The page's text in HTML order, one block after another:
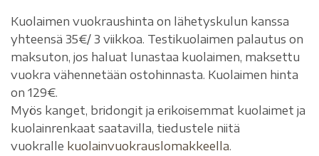
Kuolaimen vuokraushinta on lähetyskulun kanssa
yhteensä 35€/ 3 viikkoa. Testikuolaimen palautus on
maksuton, jos haluat lunastaa kuolaimen, maksettu
vuokra vähennetään ostohinnasta. Kuolaimen hinta
on 129€.
Myös kanget, bridongit ja erikoisemmat kuolaimet ja
kuolainrenkaat saatavilla, tiedustele niitä
vuokralle kuolainvuokrauslomakkeella.